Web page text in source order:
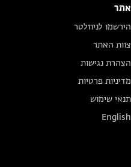
אתר
הירשמו לניוזלטר
צוות האתר
הצהרת נגישות
מדיניות פרטיות
תנאי שימוש
English